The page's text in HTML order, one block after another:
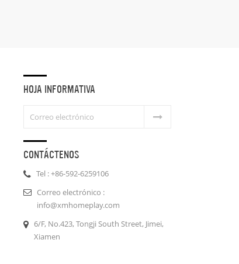
HOJA INFORMATIVA
CONTÁCTENOS
Tel : +86-592-6259106
Correo electrónico :
info@xmhomeplay.com
6/F, No.423, Tongji South Street, Jimei,
Xiamen